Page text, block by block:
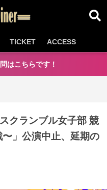
TICKET ACCESS
はこちらです！
クランブル女子部 競
」公演中止、延期の